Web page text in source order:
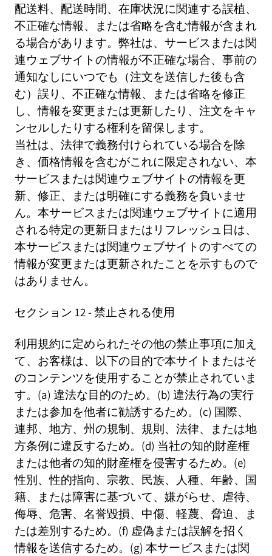
配送料、配送時間、在庫状況に関連する誤植、
不正確な情報、または省略を含む情報が含まれ
る場合があります。弊社は、サービスまたは関
連ウェブサイトの情報が不正確な場合、事前の
通知なしにいつでも（注文を送信した後も含
む）誤り、不正確な情報、または省略を修正
し、情報を変更または更新したり、注文をキャ
ンセルしたりする権利を留保します。
当社は、法律で義務付けられている場合を除
き、価格情報を含むがこれに限定されない、本
サービスまたは関連ウェブサイトの情報を更
新、修正、または明確にする義務を負いませ
ん。本サービスまたは関連ウェブサイトに適用
される特定の更新日またはリフレッシュ日は、
本サービスまたは関連ウェブサイトのすべての
情報が変更または更新されたことを示すもので
はありません。
セクション 12 - 禁止される使用
利用規約に定められたその他の禁止事項に加え
て、お客様は、以下の目的で本サイトまたはそ
のコンテンツを使用することが禁止されていま
す。(a) 違法な目的のため。(b) 違法行為の実行
または参加を他者に勧誘するため。(c) 国際、
連邦、地方、州の規制、規則、法律、または地
方条例に違反するため。(d) 当社の知的財産権
または他者の知的財産権を侵害するため。(e)
性別、性的指向、宗教、民族、人種、年齢、国
籍、または障害に基づいて、嫌がらせ、虐待、
侮辱、危害、名誉毀損、中傷、軽蔑、脅迫、ま
たは差別するため。(f) 虚偽または誤解を招く
情報を送信するため。(g) 本サービスまたは関